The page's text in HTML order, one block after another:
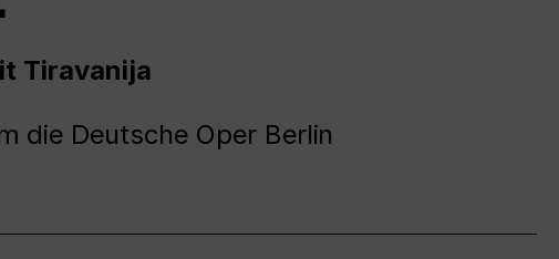
Tiravanija
die Deutsche Oper Berlin